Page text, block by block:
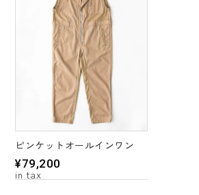
ピンケットオールインワン
¥79,200